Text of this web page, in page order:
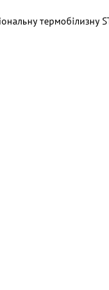
термобілизну